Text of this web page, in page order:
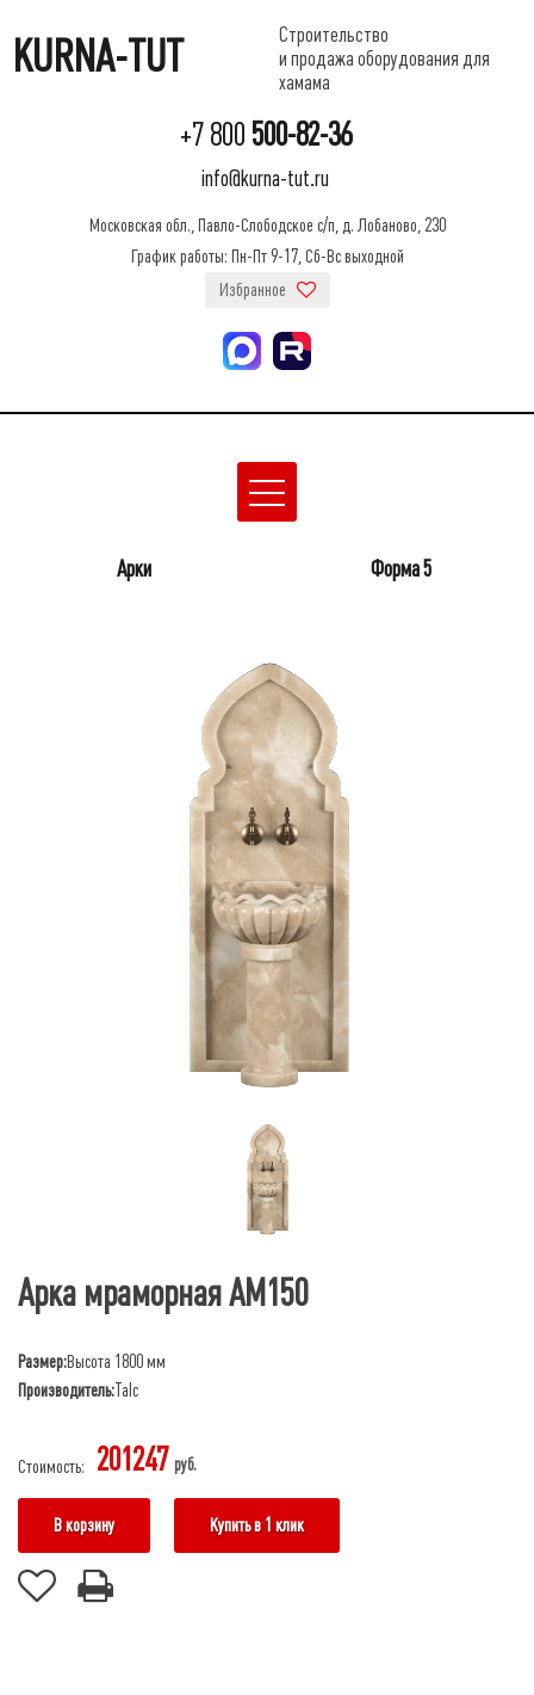
KURNA-TUT
Строительство
и продажа оборудования для
хамама
+7 800 500-82-36
info@kurna-tut.ru
Московская обл., Павло-Слободское с/п, д. Лобаново, 230
График работы: Пн-Пт 9-17, Сб-Вс выходной
Избранное
Арки Форма 5
Арка мраморная АМ150
Размер:Высота 1800 мм
Производитель: Talc
Стоимость: 201247 руб.
В корзину Купить в 1 клик